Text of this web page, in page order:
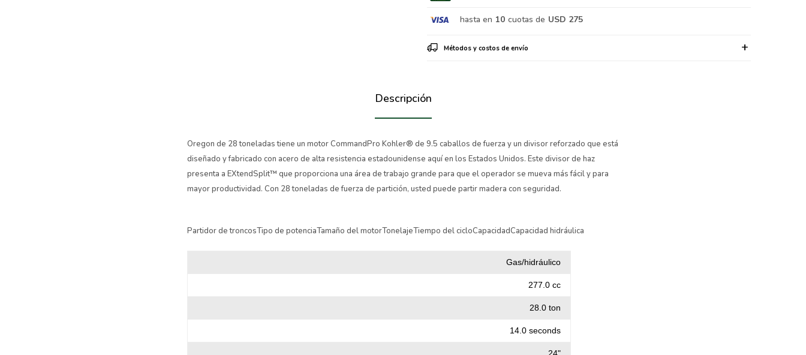
hasta en 10 cuotas de USD 275
Métodos y costos de envío
Descripción
Oregon de 28 toneladas tiene un motor CommandPro Kohler® de 9.5 caballos de fuerza y un divisor reforzado que está
diseñado y fabricado con acero de alta resistencia estadounidense aquí en los Estados Unidos. Este divisor de haz
presenta a EXtendSplit™ que proporciona una área de trabajo grande para que el operador se mueva más fácil y para
mayor productividad. Con 28 toneladas de fuerza de partición, usted puede partir madera con seguridad.
Partidor de troncosTipo de potenciaTamaño del motorTonelajeTiempo del cicloCapacidadCapacidad hidráulica
Gas/hidráulico
277.0 cc
28.0 ton
14.0 seconds